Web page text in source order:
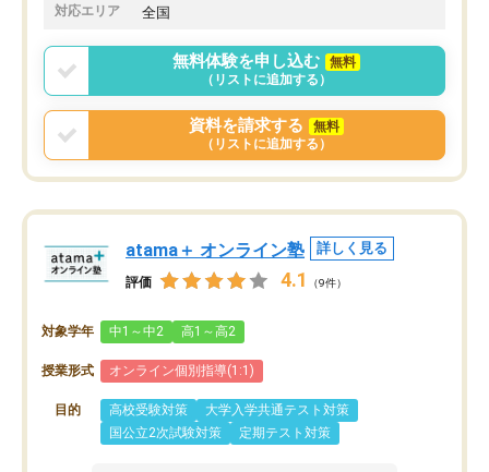
対応エリア 全国
無料体験を申し込む
無料
（リストに追加する）
資料を請求する
無料
（リストに追加する）
atama＋ オンライン塾 詳しく見る
評価 4.1 （9件）
対象学年 中1～中2 高1～高2
授業形式 オンライン個別指導(1:1)
目的 高校受験対策
大学入学共通テスト対策
国公立2次試験対策
定期テスト対策